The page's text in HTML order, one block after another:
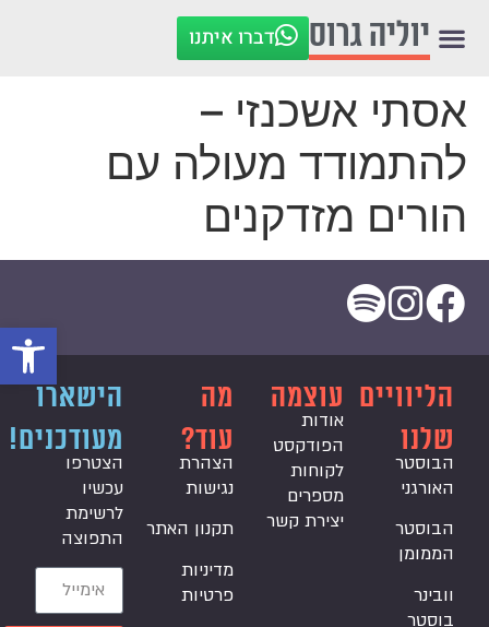
פתח
יוליה גרוס דברו איתנו
אסתי אשכנזי –
להתמודד מעולה עם
הורים מזדקנים
הליוויים
שלנו
הבוסטר
האורגני
הבוסטר
הממומן
וובינר
בוסטר
עוצמה
אודות
הפודקסט
לקוחות
מספרים
יצירת קשר
מה
עוד?
הצהרת
נגישות
תקנון האתר
מדיניות
פרטיות
הישארו
מעודכנים!
הצטרפו
עכשיו
לרשימת
התפוצה